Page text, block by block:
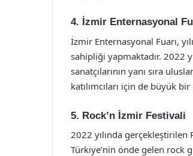
4. İzmir Enternasyonal
İzmir Enternasyonal Fuarı,
sahipliği yapmaktadır. 2022
sanatçılarının yanı sıra
katılımcıları için de büyük
5. Rock’n İzmir Festivali
2022 yılında
Türkiye’nin önde gelen rock